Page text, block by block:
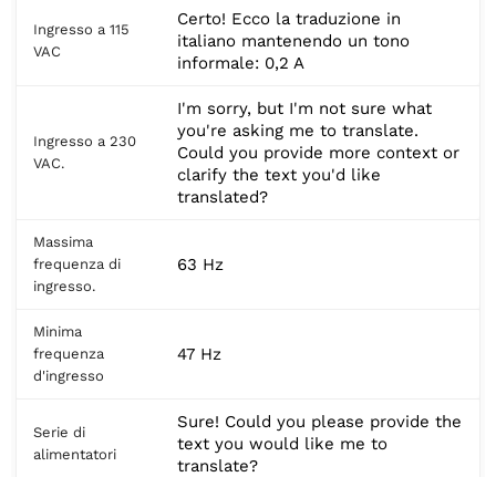
Ingresso a 115
VAC
Certo! Ecco la traduzione in
italiano mantenendo un tono
informale: 0,2 A
Ingresso a 230
VAC.
I'm sorry, but I'm not sure what
you're asking me to translate.
Could you provide more context or
clarify the text you'd like
translated?
Massima
frequenza di
ingresso.
63 Hz
Minima
frequenza
d'ingresso
47 Hz
Serie di
alimentatori
Sure! Could you please provide the
text you would like me to
translate?